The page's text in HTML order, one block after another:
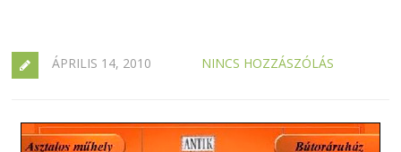
ÁPRILIS 14, 2010 NINCS HOZZÁSZÓLÁS